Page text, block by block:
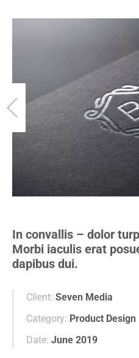
In convallis – dolor
Morbi iaculis erat
dapibus dui.
Client: Seven Media
Category: Product Design
Date: June 2019